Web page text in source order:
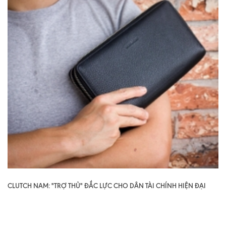
CLUTCH NAM: "TRỢ THỦ" ĐẮC LỰC CHO DÂN TÀI CHÍNH HIỆN ĐẠI